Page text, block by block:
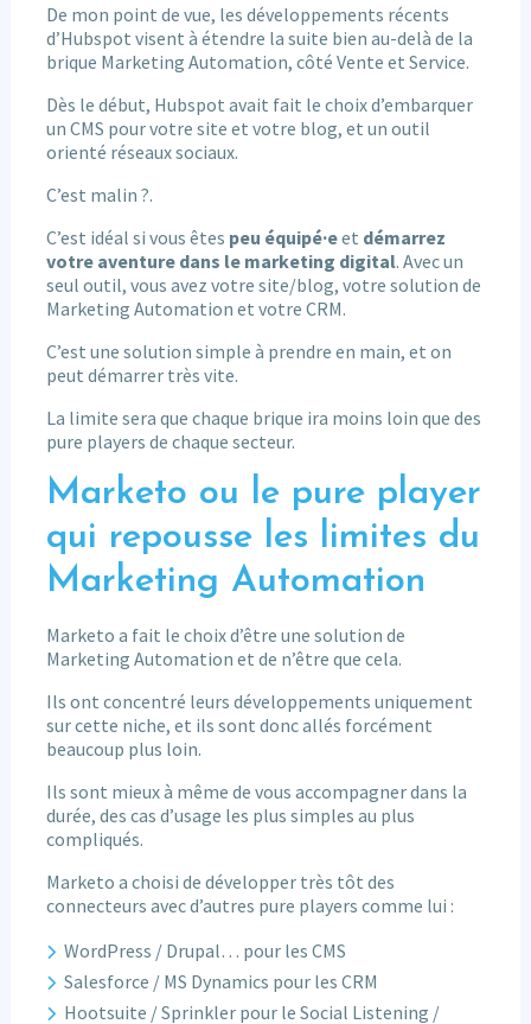
De mon point de vue, les développements récents
d’Hubspot visent à étendre la suite bien au-delà de la
brique Marketing Automation, côté Vente et Service.
Dès le début, Hubspot avait fait le choix d’embarquer
un CMS pour votre site et votre blog, et un outil
orienté réseaux sociaux.
C’est malin ?.
C’est idéal si vous êtes peu équipé·eet démarrez
votre aventure dans le marketing digital. Avec un
seul outil, vous avez votre site/blog, votre solution de
Marketing Automation et votre CRM.
C’est une solution simple à prendre en main, et on
peut démarrer très vite.
La limite sera que chaque brique ira moins loin que des
pure players de chaque secteur.
Marketo ou le pure player
qui repousse les limites du
Marketing Automation
Marketo a fait le choix d’être une solution de
Marketing Automation et de n’être que cela.
Ils ont concentré leurs développements uniquement
sur cette niche, et ils sont donc allés forcément
beaucoup plus loin.
Ils sont mieux à même de vous accompagner dans la
durée, des cas d’usage les plus simples au plus
compliqués.
Marketo a choisi de développer très tôt des
connecteurs avec d’autres pure players comme lui :
WordPress / Drupal… pour les CMS
Salesforce / MS Dynamics pour les CRM
Hootsuite / Sprinkler pour le Social Listening /